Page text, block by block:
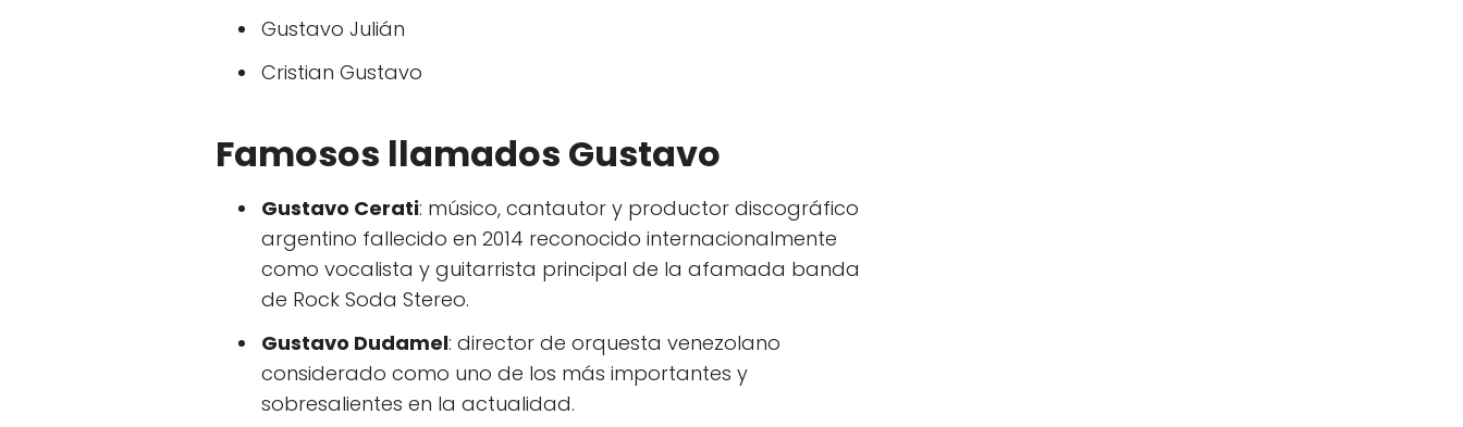
Gustavo Julián
Cristian Gustavo
Famosos llamados Gustavo
Gustavo Cerati: músico, cantautor y productor discográfico
argentino fallecido en 2014 reconocido internacionalmente
como vocalista y guitarrista principal de la afamada banda
de Rock Soda Stereo.
Gustavo Dudamel: director de orquesta venezolano
considerado como uno de los más importantes y
sobresalientes en la actualidad.